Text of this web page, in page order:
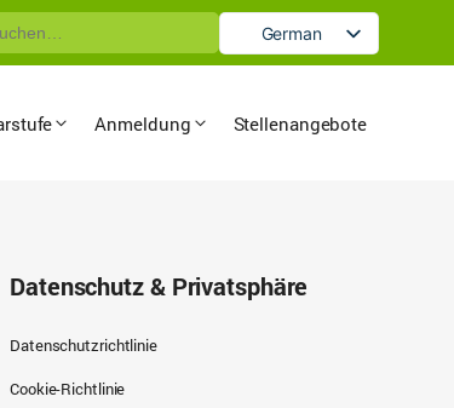
German
Anmeldung Stellenangebote
Datenschutz & Privatsphäre
Datenschutzrichtlinie
Cookie-Richtlinie